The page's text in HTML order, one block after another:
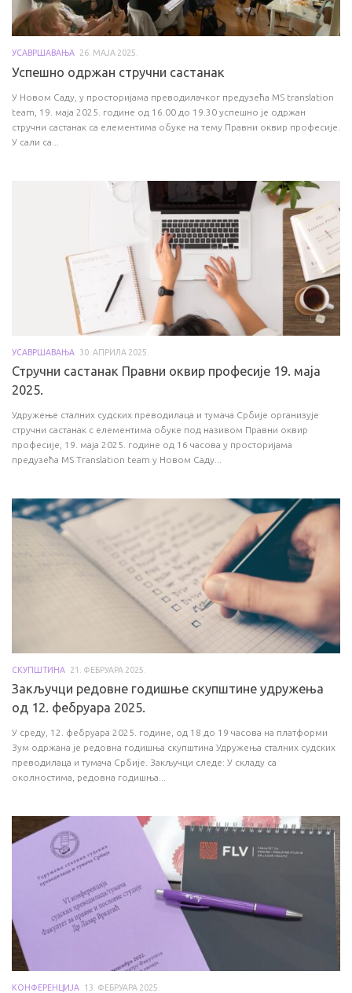
УСАВРШАВАЊА 26. МАЈА 2025.
Успешно одржан стручни састанак
У Новом Саду, у просторијама преводилачког предузећа MS translation
team, 19. маја 2025. године од 16.00 до 19.30 успешно је одржан
стручни састанак са елементима обуке на тему Правни оквир професије.
У сали са...
УСАВРШАВАЊА 30. АПРИЛА 2025.
Стручни састанак Правни оквир професије 19. маја
2025.
Удружење сталних судских преводилаца и тумача Србије организује
стручни састанак с елементима обуке под називом Правни оквир
професије, 19. маја 2025. године од 16 часова у просторијама
предузећа MS Translation team у Новом Саду...
СКУПШТИНА 21. ФЕБРУАРА 2025.
Закључци редовне годишње скупштине удружења
од 12. фебруара 2025.
У среду, 12. фебруара 2025. године, од 18 до 19 часова на платформи
Зум одржана је редовна годишња скупштина Удружења сталних судских
преводилаца и тумача Србије. Закључци следе: У складу са
околностима, редовна годишња...
КОНФЕРЕНЦИЈА 13. ФЕБРУАРА 2025.